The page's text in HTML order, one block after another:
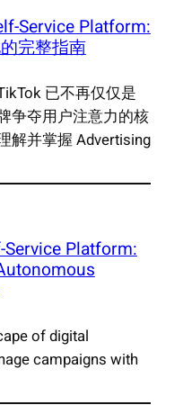
Service Platform:
完整指南
已不再仅仅是
争夺用户注意力的核
解并掌握 Advertising
Platform:
of digital
campaigns with